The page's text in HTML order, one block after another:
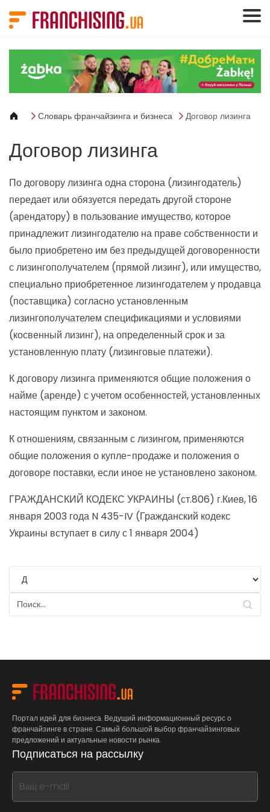
Словарь франчайзинга и бизнеса Договор лизинга
Договор лизинга
По договору лизинга одна сторона (лизингодатель)
передает или обязуется передать другой стороне
(арендатору) в пользование имущество, которое
принадлежит лизингодателю на праве собственности и
было приобретено им без предыдущей договоренности
с лизингополучателем (прямой лизинг), или имущество,
специально приобретенное лизингодателем у продавца
(поставщика) согласно установленным
лизингополучателем спецификациями и условиями
(косвенный лизинг), на определенный срок и за
установленную плату (лизинговые платежи).
К договору лизинга применяются общие положения о
найме (аренде) с учетом особенностей, установленных
настоящим пунктом и законом.
К отношениям, связанным с лизингом, применяются
общие положения о купле-продаже и положения о
договоре поставки, если иное не установлено законом.
ГРАЖДАНСКИЙ КОДЕКС УКРАИНЫ (ст.806) г.Киев, 16
января 2003 года N 435-IV (Гражданский кодекс
Украины вступает в силу с 1 января 2004)
Портал идей для бизнеса. Ведущий информационный ресурс о
франчайзинге в стране. Самый большой выбор франчайзинговых
предложений и актуальные новости рынка.
Подписаться на рассылку
If
you